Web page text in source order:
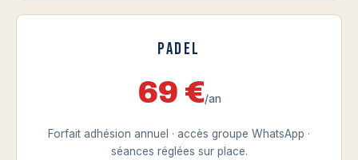
Padel
69 €/an
Forfait adhésion annuel · accès groupe WhatsApp ·
séances réglées sur place.